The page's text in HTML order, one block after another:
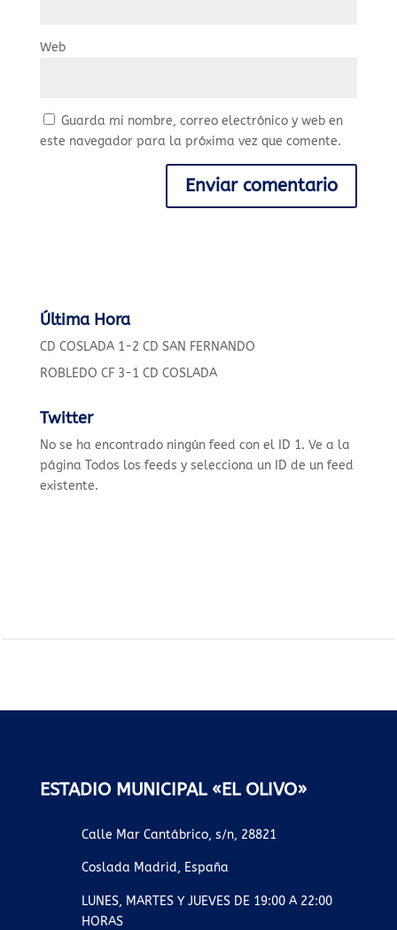
Web
Guarda mi nombre, correo electrónico y web en
este navegador para la próxima vez que comente.
Última Hora
CD COSLADA 1-2 CD SAN FERNANDO
ROBLEDO CF 3-1 CD COSLADA
Twitter
No se ha encontrado ningún feed con el ID 1. Ve a la
página Todos los feeds y selecciona un ID de un feed
existente.
ESTADIO MUNICIPAL «EL OLIVO»
Calle Mar Cantábrico, s/n, 28821
Coslada Madrid, España
LUNES, MARTES Y JUEVES DE 19:00 A 22:00
HORAS